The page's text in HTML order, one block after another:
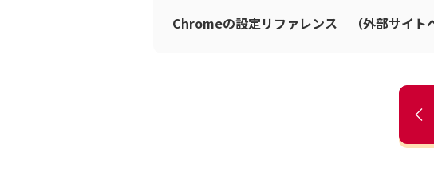
Chromeの設定リファレンス （外部サイト